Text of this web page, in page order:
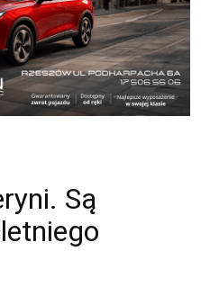
Są